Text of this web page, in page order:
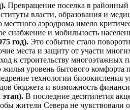
Превращение поселка в районный
власти, образования и
местного аэродрома имело
снабжение и мобильность
год). Это событие стало
места и защиту от участи
к строительству
уровень бытового
технологии биоокисления
бюджета и возможность
В последние десятилетия
жители Севера не